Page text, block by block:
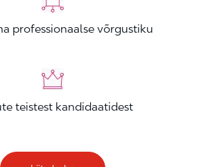
professionaalse võrgustiku
teistest kandidaatidest